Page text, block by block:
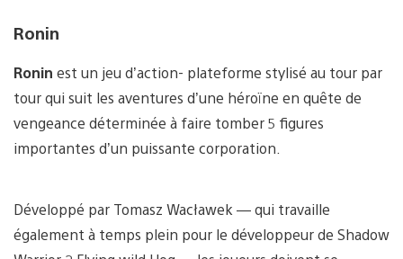
Ronin
Ronin est un jeu d’action- plateforme stylisé au tour par
tour qui suit les aventures d’une héroïne en quête de
vengeance déterminée à faire tomber 5 figures
importantes d’un puissante corporation.
Développé par Tomasz Wacławek — qui travaille
également à temps plein pour le développeur de Shadow